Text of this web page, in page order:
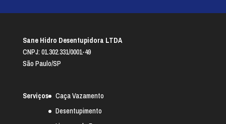
Sane Hidro Desentupidora LTDA
CNPJ: 01.302.331/0001-49
São Paulo/SP
Serviços
Caça Vazamento
Desentupimento